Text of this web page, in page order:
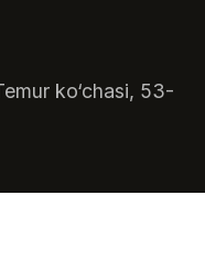
ko‘chasi, 53-